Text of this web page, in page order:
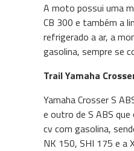
A moto possui uma
CB 300 e também a
refrigerado a ar, a
gasolina, sempre se
Trail Yamaha
Yamaha Crosser S
e outro de S ABS
cv com gasolina,
NK 150, SHI 175 e a